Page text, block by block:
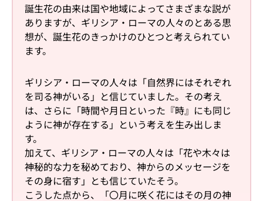
誕生花の由来は国や地域によってさまざまな説が
ありますが、ギリシア・ローマの人々のとある思
想が、誕生花のきっかけのひとつと考えられてい
ます。
ギリシア・ローマの人々は「自然界にはそれぞれ
を司る神がいる」と信じていました。その考え
は、さらに「時間や月日といった『時』にも同じ
ように神が存在する」という考えを生み出しま
す。
加えて、ギリシア・ローマの人々は「花や木々は
神秘的な力を秘めており、神からのメッセージを
その身に宿す」とも信じていたそう。
こうした点から、「〇月に咲く花にはその月の神